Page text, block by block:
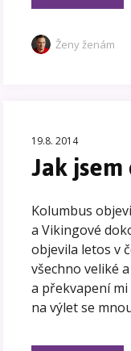
Ženy ženám
19.8. 2014
Jak
Kolumbus
a Vikingové
objevila letos v
všechno veliké
a překvapení
na výlet se